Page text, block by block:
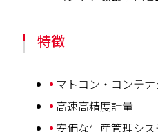
特徴
マトコン・コンテ
高速高精度計量
安価な生産管理シス